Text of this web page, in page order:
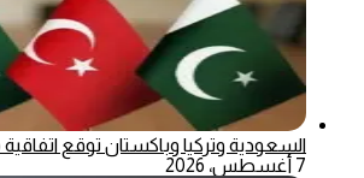
السعودية وتركيا وباكستان توقع
7 أغسطس، 2026